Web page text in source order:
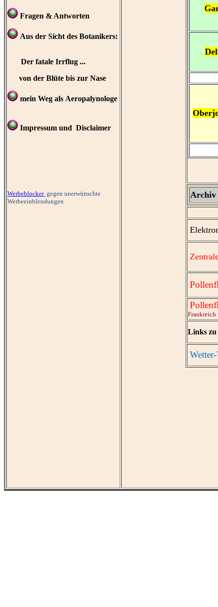
Fragen & Antworten
Aus der Sicht des Botanikers:
Der fatale Irrflug ...
von der Blüte bis zur Nase
mein Weg als Aeropalynologe
Impressum und Disclaimer
Werbeblocker gegen unerwünschte
Werbeeinblendungen
Archiv
Frankreich
Links zu